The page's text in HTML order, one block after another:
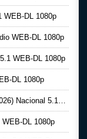
WEB-DL 1080p
WEB-DL 1080p
WEB-DL 1080p
DL 1080p
5.1 WEB-DL 1080p
DL 1080p